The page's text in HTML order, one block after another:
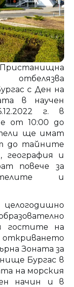
отбелязва
с Ден на
в научен
г. в
от 10:00 до
ще имат
до тайните
география и
повече за
и
гостите на
откриването
Зоната за
Бургас в
на морския
начин и в